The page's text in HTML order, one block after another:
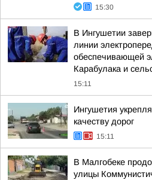
15:30
В Ингушетии
линии
обеспечивающей
Карабулака и
15:11
Ингушетия
качеству дорог
15:11
В Малгобеке
улицы